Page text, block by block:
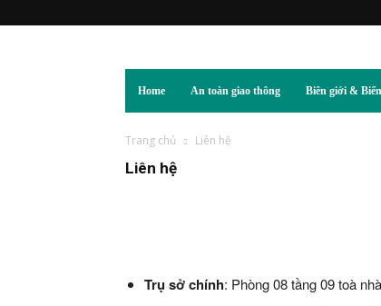
Home An toàn giao thông Biên giới &
Trang chủ Liên hệ
Liên hệ
Trụ sở chính: Phòng 08 tầng 09 toà